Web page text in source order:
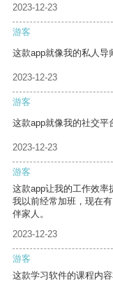
2023-12-23
游客
这款app就像我的私人导
2023-12-23
游客
这款app就像我的社交平
2023-12-23
游客
这款app让我的工作效率
我以前经常加班，现在
伴家人。
2023-12-23
游客
这款学习软件的课程内